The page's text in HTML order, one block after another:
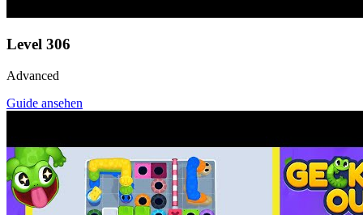
Level 306
Advanced
Guide ansehen